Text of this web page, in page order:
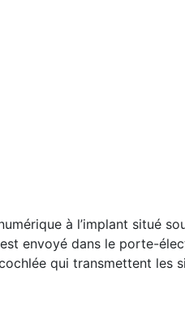
à l’implant situé
envoyé dans le porte-
qui transmettent les